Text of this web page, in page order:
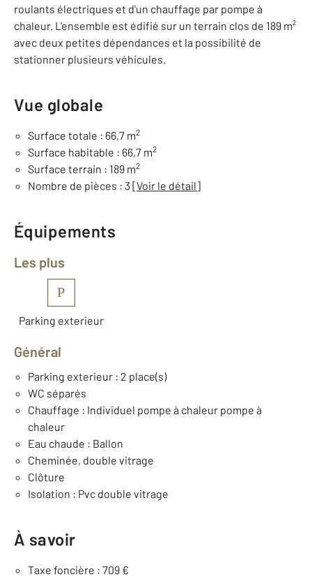
roulants électriques et d'un chauffage par pompe à
chaleur. L'ensemble est édifié sur un terrain clos de 189 m²
avec deux petites dépendances et la possibilité de
stationner plusieurs véhicules.
Vue globale
Surface totale : 66,7 m2
Surface habitable : 66,7 m2
Surface terrain : 189 m2
Nombre de pièces : 3[Voir le détail]
Équipements
Les plus
P
Parking exterieur
Général
Parking exterieur : 2 place(s)
WC séparés
Chauffage : Individuel pompe à chaleur pompe à
chaleur
Eau chaude : Ballon
Cheminée, double vitrage
Clôture
Isolation : Pvc double vitrage
À savoir
Taxe foncière : 709 €